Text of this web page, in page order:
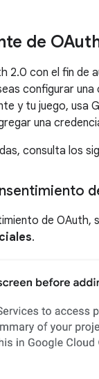
de
2.0 con el fin
configurar
y tu juego, usa
una
consulta los
de OAuth,
.